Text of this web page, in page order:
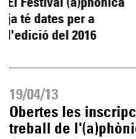
ja té dates per a
l'edició del 2016
19/04/13
Obertes les
treball de